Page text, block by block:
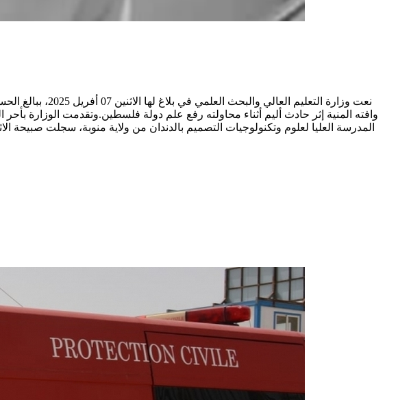
نعت وزارة
وافته المنية إثر حادث أليم أثناء محاولته رفع علم دولة فلسطين.وتقدمت الوزارة